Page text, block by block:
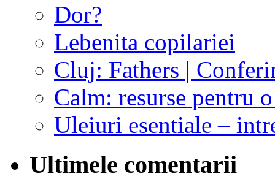
Dor?
Lebenita copilariei
Cluj: Fathers |
Calm: resurse pentru
Uleiuri esentiale –
Ultimele comentarii